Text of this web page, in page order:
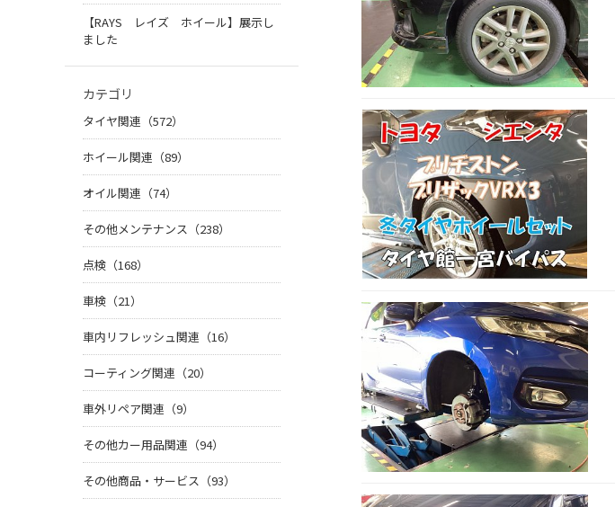
【RAYS レイズ ホイール】展示し
ました
カテゴリ
タイヤ関連（572）
ホイール関連（89）
オイル関連（74）
その他メンテナンス（238）
点検（168）
車検（21）
車内リフレッシュ関連（16）
コーティング関連（20）
車外リペア関連（9）
その他カー用品関連（94）
その他商品・サービス（93）